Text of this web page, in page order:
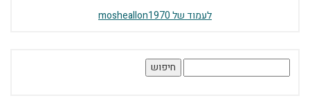
לעמוד של mosheallon1970